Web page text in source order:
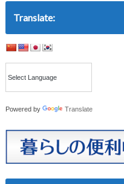
Translate:
Powered by Translate